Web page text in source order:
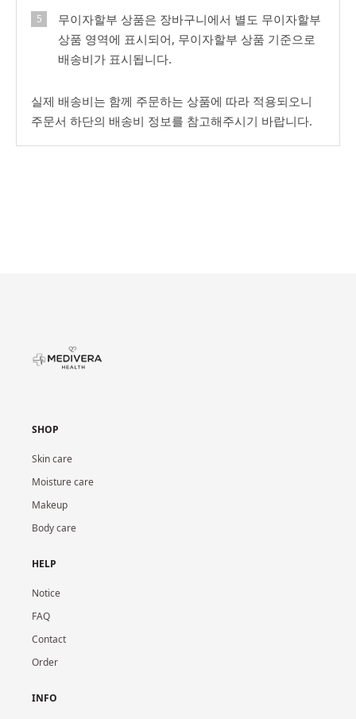
무이자할부 상품은 장바구니에서 별도 무이자할부
상품 영역에 표시되어, 무이자할부 상품 기준으로
배송비가 표시됩니다.
실제 배송비는 함께 주문하는 상품에 따라 적용되오니
주문서 하단의 배송비 정보를 참고해주시기 바랍니다.
SHOP
Skin care
Moisture care
Makeup
Body care
HELP
Notice
FAQ
Contact
Order
INFO